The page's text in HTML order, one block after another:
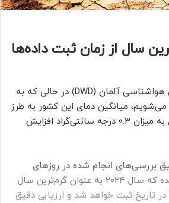
گرم‌ترین سال از زمان ثبت داده‌ها
بر اساس اعلام سرویس هواشناسی آلمان (DWD) در حالی که به
۲۰۲۴ نزدیک می‌شویم، میانگین دمای این کشور به طرز
غیرمعمول و بی‌سابقه‌ای به میزان ۰.۳ درجه سانتی‌گراد افزایش
بررسی‌های انجام شده در روزهای
پایانی سال، مشخص شده که سال ۲۰۲۴ به عنوان گرم‌ترین سال
در تاریخ ثبت خواهد شد و ارزیابی دقیق